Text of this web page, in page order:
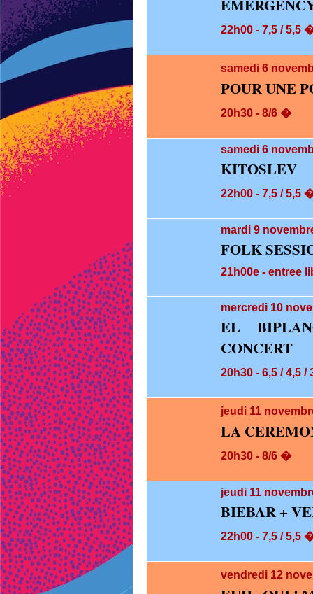
22h00 - 7,5 / 5,5
samedi 6
POUR UNE
20h30 - 8/6 �
samedi 6
KITOSLEV
22h00 - 7,5 / 5,5
mardi 9
FOLK
21h00e - entree
mercredi 10
EL
CONCERT
20h30 - 6,5 / 4,5 /
jeudi 11
LA
20h30 - 8/6 �
jeudi 11
BIEBAR +
22h00 - 7,5 / 5,5
vendredi 12